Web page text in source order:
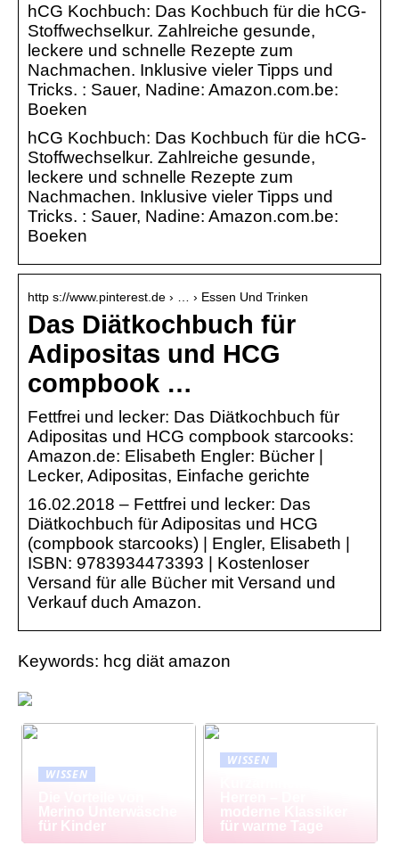
hCG Kochbuch: Das Kochbuch für die hCG-
Stoffwechselkur. Zahlreiche gesunde,
leckere und schnelle Rezepte zum
Nachmachen. Inklusive vieler Tipps und
Tricks. : Sauer, Nadine: Amazon.com.be:
Boeken
hCG Kochbuch: Das Kochbuch für die hCG-
Stoffwechselkur. Zahlreiche gesunde,
leckere und schnelle Rezepte zum
Nachmachen. Inklusive vieler Tipps und
Tricks. : Sauer, Nadine: Amazon.com.be:
Boeken
http s://www.pinterest.de › … › Essen Und Trinken
Das Diätkochbuch für
Adipositas und HCG
compbook …
Fettfrei und lecker: Das Diätkochbuch für
Adipositas und HCG compbook starcooks:
Amazon.de: Elisabeth Engler: Bücher |
Lecker, Adipositas, Einfache gerichte
16.02.2018 – Fettfrei und lecker: Das
Diätkochbuch für Adipositas und HCG
(compbook starcooks) | Engler, Elisabeth |
ISBN: 9783934473393 | Kostenloser
Versand für alle Bücher mit Versand und
Verkauf duch Amazon.
Keywords: hcg diät amazon
WISSEN
Merino Unterwäsche
für Kinder
WISSEN
moderne Klassiker
für warme Tage